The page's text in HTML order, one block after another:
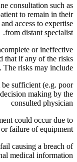
consultation such as
to remain in their
access to expertise
from distant specialist.
or ineffective
that if any of the risks
The risks may include:
sufficient (e.g. poor
making by the
consulted physician
could occur due to
failure of equipment
causing a breach of
medical information